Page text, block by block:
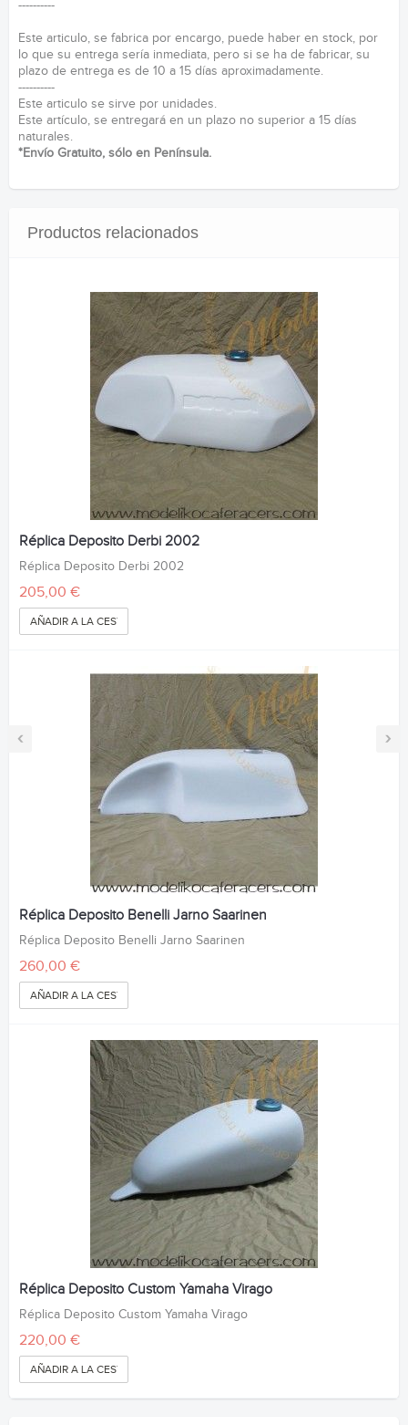
----------
Este articulo, se fabrica por encargo, puede haber en stock, por
lo que su entrega sería inmediata, pero si se ha de fabricar, su
plazo de entrega es de 10 a 15 días aproximadamente.
----------
Este articulo se sirve por unidades.
Este artículo, se entregará en un plazo no superior a 15 días
naturales.
*Envío Gratuito, sólo en Península.
Productos relacionados
‹ ›
Réplica Deposito Derbi 2002
Réplica Deposito Derbi 2002
205,00 €
AÑADIR A LA CESTA
Réplica Deposito Benelli Jarno Saarinen
Réplica Deposito Benelli Jarno Saarinen
260,00 €
AÑADIR A LA CESTA
Réplica Deposito Custom Yamaha Virago
Réplica Deposito Custom Yamaha Virago
220,00 €
AÑADIR A LA CESTA